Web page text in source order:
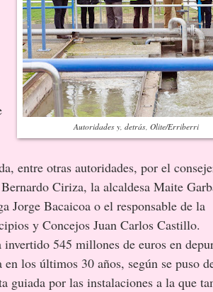
Autoridades y, detrás, Olite/Erriberri
entre otras autoridades, por el
Ciriza, la alcaldesa Maite
Jorge Bacaicoa o el responsable de la
y Concejos Juan Carlos Castillo.
invertido 545 millones de euros en
en los últimos 30 años, según se puso
guiada por las instalaciones a la que